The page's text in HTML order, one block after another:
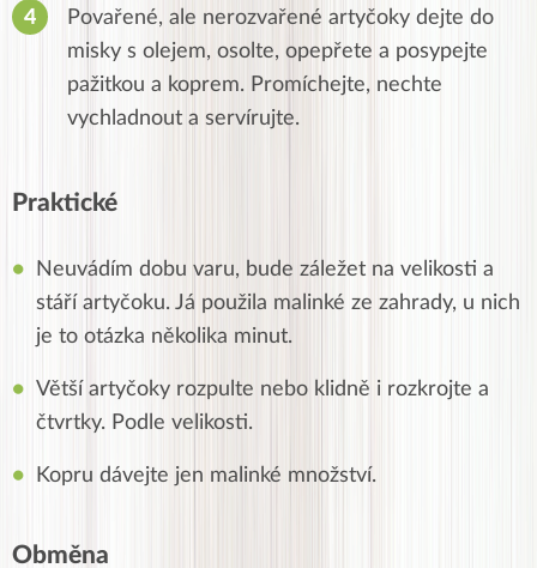
Povařené, ale nerozvařené artyčoky dejte do
misky s olejem, osolte, opepřete a posypejte
pažitkou a koprem. Promíchejte, nechte
vychladnout a servírujte.
Praktické
Neuvádím dobu varu, bude záležet na velikosti a
stáří artyčoku. Já použila malinké ze zahrady, u nich
je to otázka několika minut.
Větší artyčoky rozpulte nebo klidně i rozkrojte a
čtvrtky. Podle velikosti.
Kopru dávejte jen malinké množství.
Obměna